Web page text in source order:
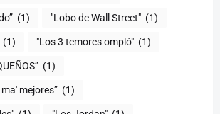
(1) "Lobo de Wall Street" (1)
(1) "Los 3 temores ompló" (1)
(1)
mejores” (1)